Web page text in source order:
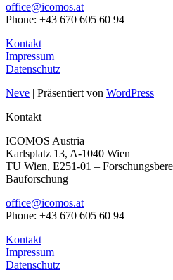
office@icomos.at
Phone: +43 670 605 60 94
Kontakt
Impressum
Datenschutz
Neve | Präsentiert von WordPress
Kontakt
ICOMOS Austria
Karlsplatz 13, A-1040 Wien
TU Wien, E251-01 –
Bauforschung
office@icomos.at
Phone: +43 670 605 60 94
Kontakt
Impressum
Datenschutz